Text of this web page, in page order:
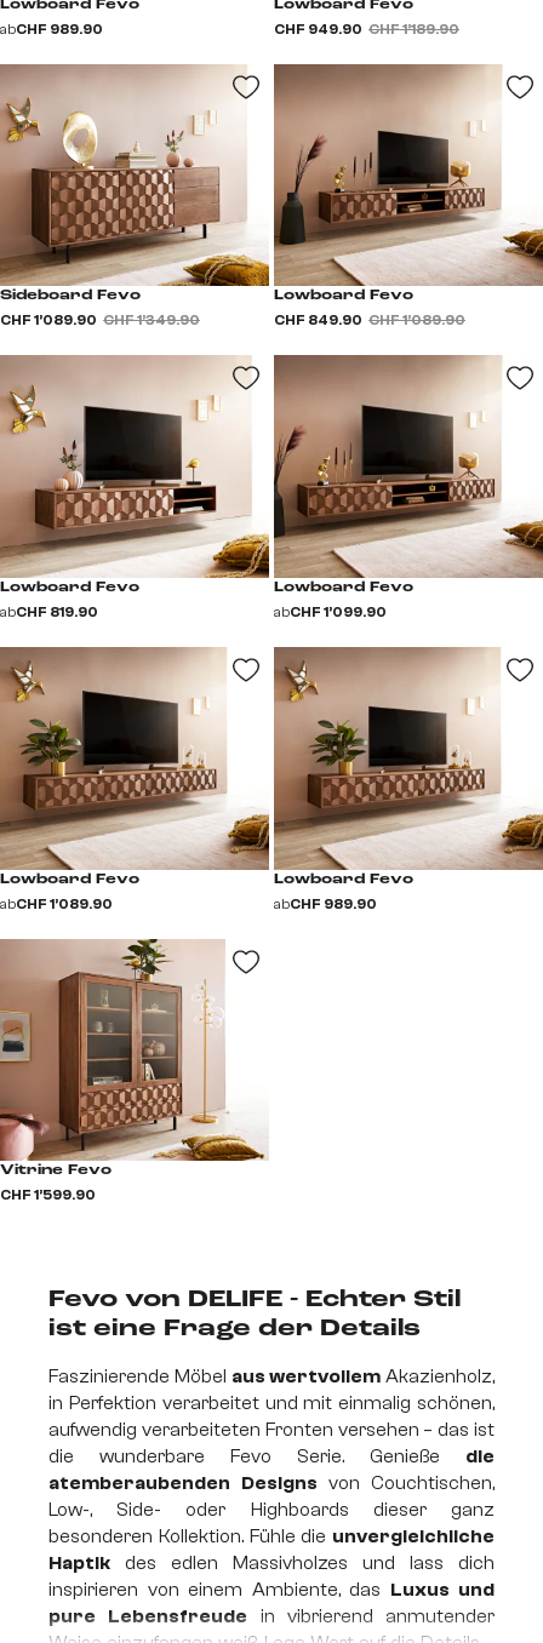
Lowboard Fevo
abCHF 989.90
Lowboard Fevo
CHF 949.90 CHF 1’189.90
Sideboard Fevo
CHF 1’089.90 CHF 1’349.90
Lowboard Fevo
CHF 849.90 CHF 1’089.90
Lowboard Fevo
abCHF 819.90
Lowboard Fevo
abCHF 1’099.90
Lowboard Fevo
abCHF 1’089.90
Lowboard Fevo
abCHF 989.90
Vitrine Fevo
CHF 1’599.90
Fevo von DELIFE - Echter Stil
ist eine Frage der Details
Faszinierende Möbel aus wertvollem Akazienholz,
in Perfektion verarbeitet und mit einmalig schönen,
aufwendig verarbeiteten Fronten versehen – das ist
die wunderbare Fevo Serie. Genieße die
atemberaubenden Designs von Couchtischen,
Low-, Side- oder Highboards dieser ganz
besonderen Kollektion. Fühle die unvergleichliche
Haptik des edlen Massivholzes und lass dich
inspirieren von einem Ambiente, das Luxus und
pure Lebensfreude in vibrierend anmutender